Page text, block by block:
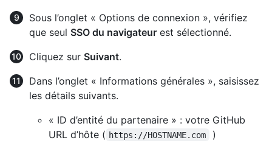
Sous l’onglet « Options de connexion », vérifiez
que seul SSO du navigateur est sélectionné.
Cliquez sur Suivant.
Dans l’onglet « Informations générales », saisissez
les détails suivants.
« ID d’entité du partenaire » : votre GitHub
URL d’hôte ( https://HOSTNAME.com
)